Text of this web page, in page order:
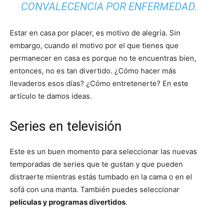
CONVALECENCIA POR ENFERMEDAD.
Estar en casa por placer, es motivo de alegría. Sin
embargo, cuando el motivo por el que tienes que
permanecer en casa es porque no te encuentras bien,
entonces, no es tan divertido. ¿Cómo hacer más
llevaderos esos días? ¿Cómo entretenerte? En este
artículo te damos ideas.
Series en televisión
Este es un buen momento para seleccionar las nuevas
temporadas de series que te gustan y que pueden
distraerte mientras estás tumbado en la cama o en el
sofá con una manta. También puedes seleccionar
películas y programas divertidos.